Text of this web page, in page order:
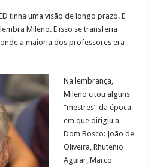
tinha uma visão de longo prazo. E
Mileno. E isso se transferia
a maioria dos professores era
Na lembrança,
Mileno citou alguns
“mestres” da época
em que dirigiu a
Dom Bosco: João de
Oliveira, Rhutenio
Aguiar, Marco